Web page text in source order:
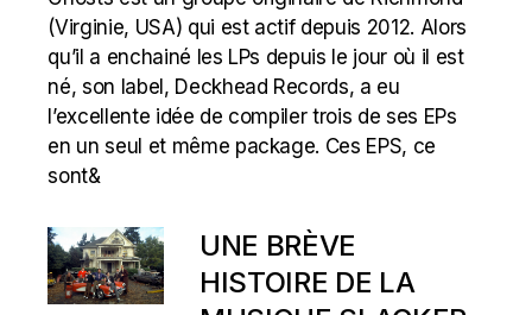
(Virginie, USA) qui est actif depuis 2012. Alors
qu’il a enchainé les LPs depuis le jour où il est
né, son label, Deckhead Records, a eu
l’excellente idée de compiler trois de ses EPs
en un seul et même package. Ces EPS, ce
sont&
UNE BRÈVE
HISTOIRE DE LA